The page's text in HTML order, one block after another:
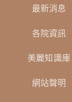
最新消息
各院資訊
美麗知識庫
網站聲明